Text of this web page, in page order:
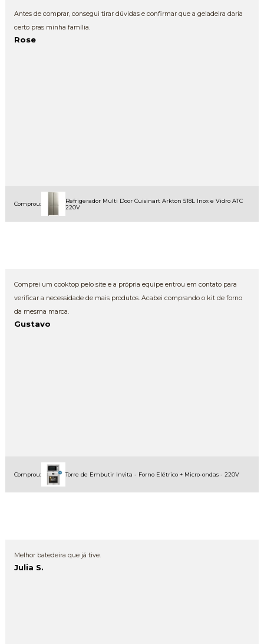
Antes de comprar, consegui tirar dúvidas e confirmar que a geladeira daria
certo pras minha família.
Rose
Comprou:
Refrigerador Multi Door Cuisinart Arkton 518L Inox e Vidro ATC
220V
Comprei um cooktop pelo site e a própria equipe entrou em contato para
verificar a necessidade de mais produtos. Acabei comprando o kit de forno
da mesma marca.
Gustavo
Comprou: Torre de Embutir Invita - Forno Elétrico + Micro-ondas - 220V
Melhor batedeira que já tive.
Julia S.